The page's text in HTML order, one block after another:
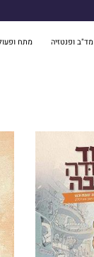
מד"ב ופנטזיה מתח